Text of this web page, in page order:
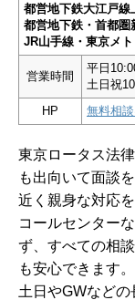
都営地下鉄大江戸線
都営地下鉄・首都圏
JR山手線・東京メ
営業時間
平日
土日祝
HP
無料相
東京ロータス法
も出向いて面談
近く親身な対応
コールセンター
ず、すべての相
も安心できます。
土日やGWなど